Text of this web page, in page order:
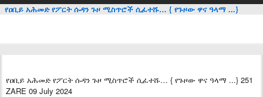
የዐቢይ አሕመድ የፖርት ሱዳን ጉዞ ሚስጥሮች ሲፈተሹ… { የጉዞው ዋና ዓላማ ...}
የዐቢይ አሕመድ የፖርት ሱዳን ጉዞ ሚስጥሮች ሲፈተሹ… { የጉዞው ዋና ዓላማ ...} 251
ZARE 09 July 2024